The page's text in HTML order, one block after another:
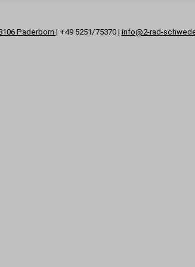
Paderborn | +49 5251/75370 | info@2-rad-